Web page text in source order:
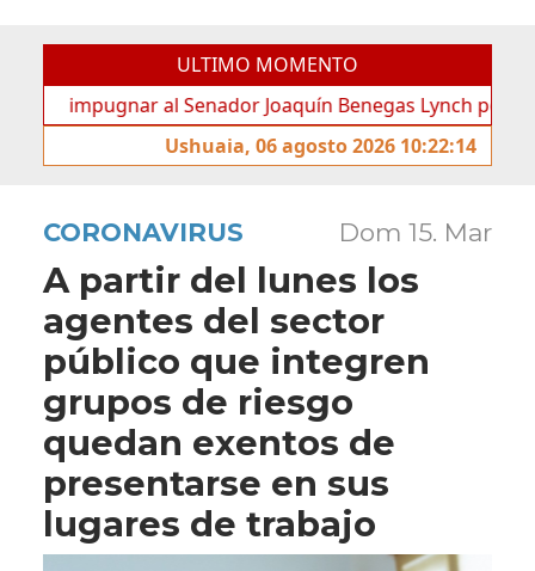
ULTIMO MOMENTO
al Senador Joaquín Benegas Lynch por “conflicto
Ushuaia, 06 agosto 2026 10:22:14
CORONAVIRUS Dom 15. Mar
A partir del lunes los
agentes del sector
público que integren
grupos de riesgo
quedan exentos de
presentarse en sus
lugares de trabajo